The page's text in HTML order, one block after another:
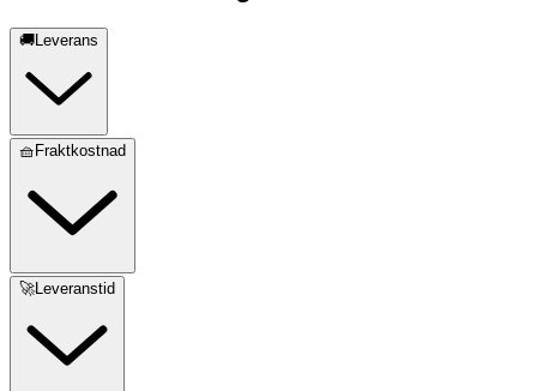
🚚Leverans
🧺Fraktkostnad
🚀Leveranstid